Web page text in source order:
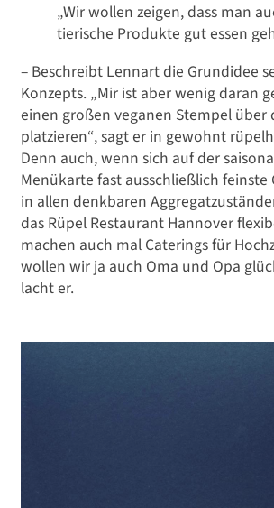
„Wir wollen zeigen, dass man
tierische Produkte gut essen
– Beschreibt Lennart die Grundidee
Konzepts. „Mir ist aber wenig daran
einen großen veganen Stempel über
platzieren“, sagt er in gewohnt
Denn auch, wenn sich auf der
Menükarte fast ausschließlich feinste
in allen denkbaren
das Rüpel Restaurant Hannover
machen auch mal Caterings für
wollen wir ja auch Oma und Opa
lacht er.